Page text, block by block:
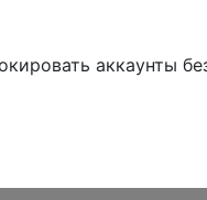
аккаунты